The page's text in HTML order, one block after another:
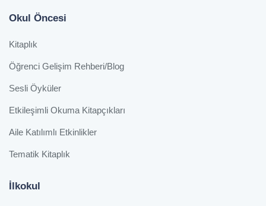
Okul Öncesi
Kitaplık
Öğrenci Gelişim Rehberi/Blog
Sesli Öyküler
Etkileşimli Okuma Kitapçıkları
Aile Katılımlı Etkinlikler
Tematik Kitaplık
İlkokul